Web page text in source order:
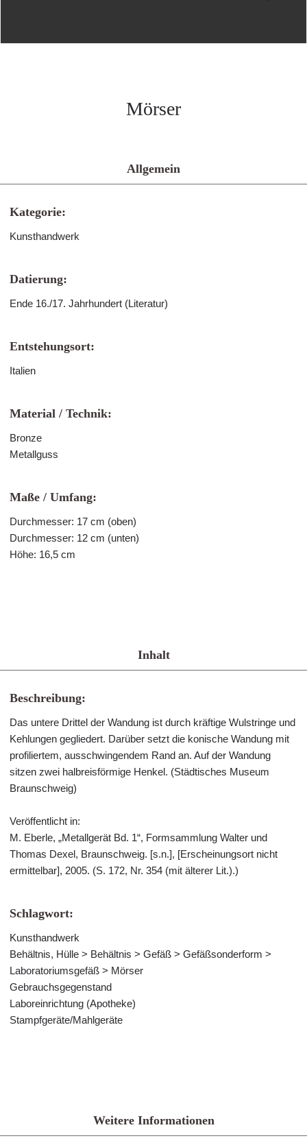
Mörser
Allgemein
Kategorie:
Kunsthandwerk
Datierung:
Ende 16./17. Jahrhundert (Literatur)
Entstehungsort:
Italien
Material / Technik:
Bronze
Metallguss
Maße / Umfang:
Durchmesser: 17 cm (oben)
Durchmesser: 12 cm (unten)
Höhe: 16,5 cm
Inhalt
Beschreibung:
Das untere Drittel der Wandung ist durch kräftige Wulstringe und
Kehlungen gegliedert. Darüber setzt die konische Wandung mit
profiliertem, ausschwingendem Rand an. Auf der Wandung
sitzen zwei halbreisförmige Henkel. (Städtisches Museum
Braunschweig)
Veröffentlicht in:
M. Eberle, „Metallgerät Bd. 1“, Formsammlung Walter und
Thomas Dexel, Braunschweig. [s.n.], [Erscheinungsort nicht
ermittelbar], 2005. (S. 172, Nr. 354 (mit älterer Lit.).)
Schlagwort:
Kunsthandwerk
Behältnis, Hülle > Behältnis > Gefäß > Gefäßsonderform >
Laboratoriumsgefäß > Mörser
Gebrauchsgegenstand
Laboreinrichtung (Apotheke)
Stampfgeräte/Mahlgeräte
Weitere Informationen